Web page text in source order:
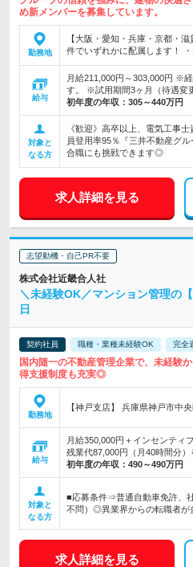
め新メンバーを募集しています。
勤務地
【大阪・愛知・兵庫・京都・
件でいずれかに配属します！
給与
月給211,000円～303,000円 ※
す。 ※試用期間3ヶ月（待遇変
初年度の年収： 305～440万円
対象と
なる方
《歓迎》高卒以上、電気工事
員登用率95％『三井不動産グ
合職にも挑戦できます◎
求人詳細を見る
志望動機・自己PR不要
株式会社近畿合人社
＼未経験OK／マンション管理の
日
契約社員 職種・業種未経験OK 完全
国内随一の不動産管理企業で、未経験
得支援制度も充実◎
勤務地
【神戸支店】 兵庫県神戸市中
給与
月給350,000円＋インセンティ
残業代87,000円（月40時間分）
初年度の年収： 490～490万円
対象と
なる方
■応募条件⇒普通自動車免許、
不問）◎異業界からの転職者が
求人詳細を見る